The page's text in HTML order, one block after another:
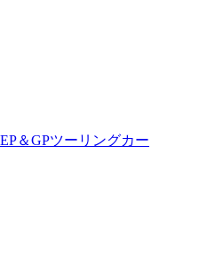
＆GPツーリングカー